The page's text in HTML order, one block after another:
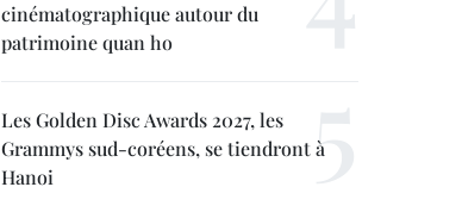
cinématographique autour du
patrimoine quan ho
Les Golden Disc Awards 2027, les
Grammys sud-coréens, se tiendront à
Hanoi